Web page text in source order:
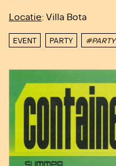
Locatie: Villa Bota
EVENT PARTY #PARTY